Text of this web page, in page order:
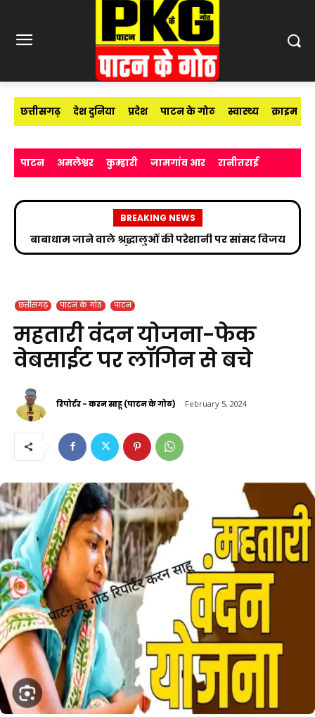
छत्तीसगढ़ देश दुनिया प्रदेश पाटन के गोठ स्वास्थ्य क्राइम
पाटन अमलेश्वर कुम्हारी जामगांव आर रानीतराई
BREAKING NEWS
उप निरीक्षक सुभाष चंद्र यादव ने मीडिया विद्यार्थियों को साइबर
अपराधों के प्रति किया जागरूक
छत्तीसगढ़ पाटन के गोठ पाटन
महतारी वंदन योजना-फेक
वेबसाईट पर लॉगिन से बचे
रिपोर्टर - करन साहू (पाटन के गोठ) February 5, 2024